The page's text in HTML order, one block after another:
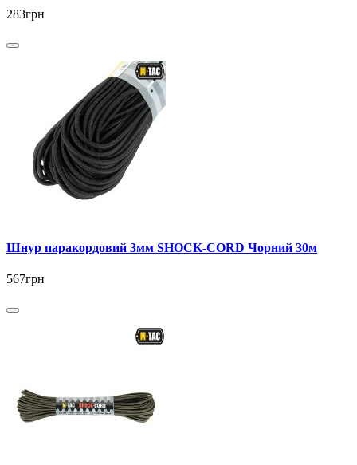
283грн
Шнур паракордовий 3мм SHOCK-CORD Чорний 30м
567грн